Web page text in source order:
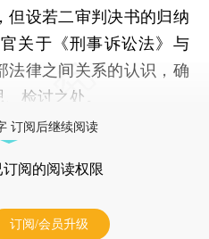
但设若二审判决书的归纳
关于《刑事诉讼法》与
法律之间关系的认识，确
检讨之处。
订阅后继续阅读
订阅的阅读权限
订阅/会员升级